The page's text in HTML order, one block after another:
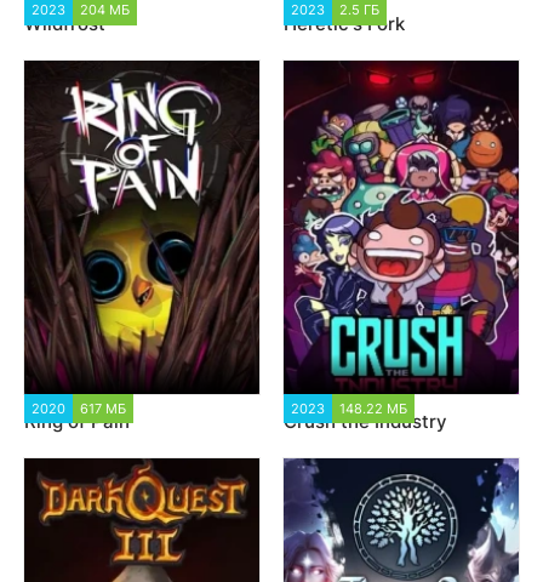
2023 204 МБ
Wildfrost
2023 2.5 ГБ
Heretic's Fork
2020 617 МБ
Ring of Pain
2023 148.22 МБ
Crush the Industry